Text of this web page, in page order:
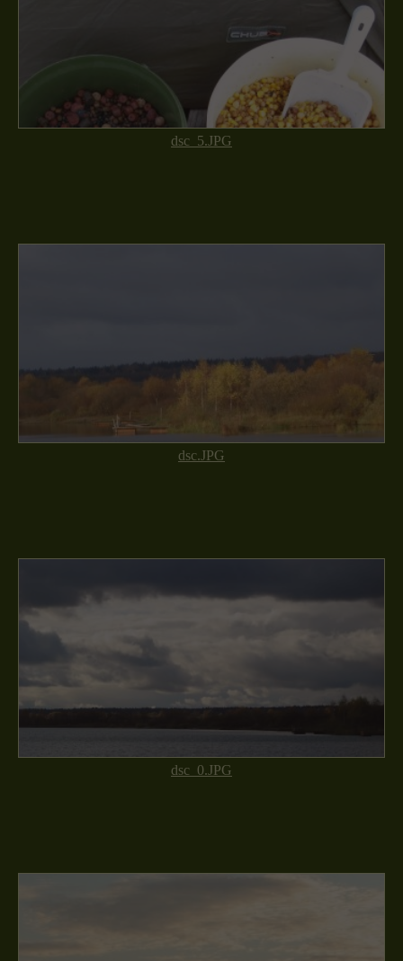
dsc_5.JPG
dsc.JPG
dsc_0.JPG